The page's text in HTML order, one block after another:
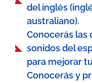
del inglés
australiano).
Conocerás las
sonidos del
para mejorar
Conocerás y